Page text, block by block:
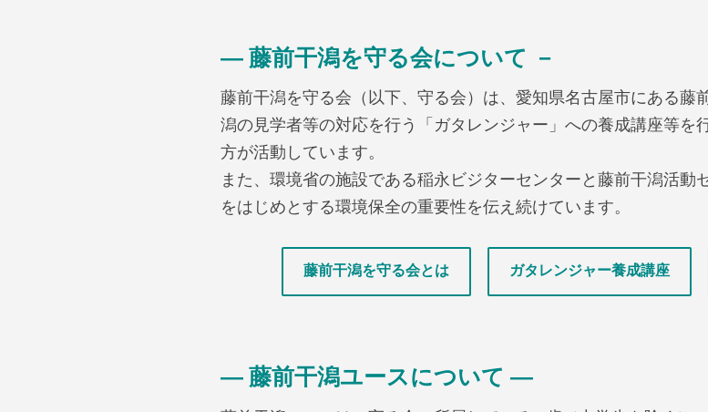
― 藤前干潟を守る会について －
藤前干潟を守る会（以下、守る会）は、愛知県名古屋市にある藤
潟の見学者等の対応を行う「ガタレンジャー」への養成講座等を
方が活動しています。
また、環境省の施設である稲永ビジターセンターと藤前干潟活
をはじめとする環境保全の重要性を伝え続けています。
藤前干潟を守る会とは ガタレンジャー養成講座
― 藤前干潟ユースについて ―